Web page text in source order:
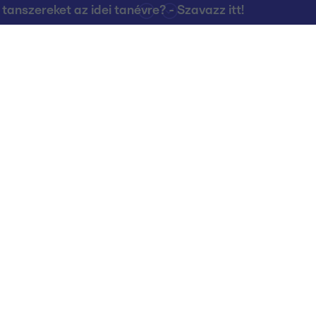
az idei tanévre? - Szavazz itt!